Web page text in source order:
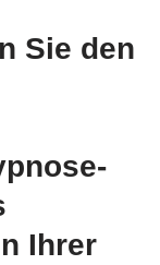
Sie den
Ihrer